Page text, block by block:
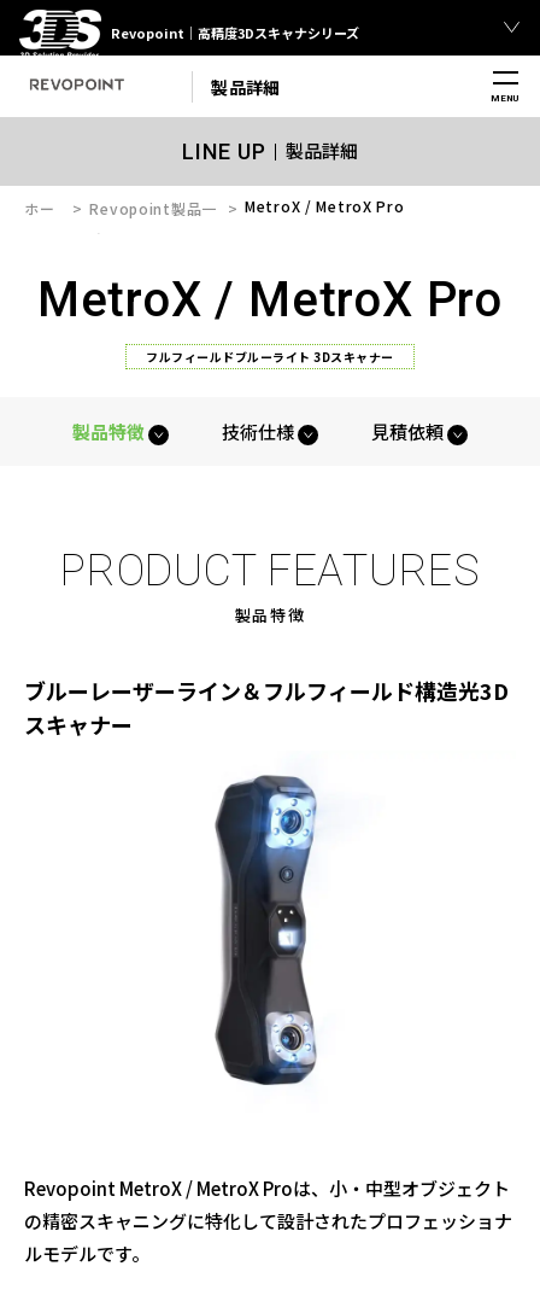
Revopoint｜高精度3Dスキャナシリーズ
製品詳細 MENU
LINE UP 製品詳細
ホー
Revopoint製品一
覧
MetroX / MetroX Pro
MetroX / MetroX Pro
フルフィールドブルーライト 3Dスキャナー
製品特徴 技術仕様 見積依頼
PRODUCT FEATURES
製品特徴
ブルーレーザーライン＆フルフィールド構造光3D
スキャナー
Revopoint MetroX / MetroX Proは、小・中型オブジェクト
の精密スキャニングに特化して設計されたプロフェッショナ
ルモデルです。